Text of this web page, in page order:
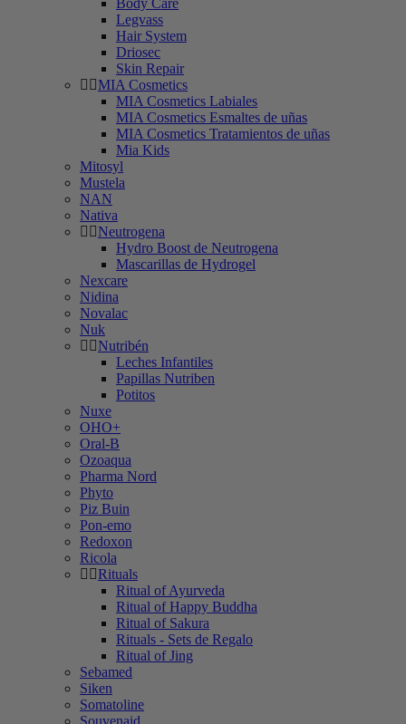
Body Care
Legvass
Hair System
Driosec
Skin Repair
MIA Cosmetics
MIA Cosmetics Labiales
MIA Cosmetics Esmaltes de uñas
MIA Cosmetics Tratamientos de uñas
Mia Kids
Mitosyl
Mustela
NAN
Nativa
Neutrogena
Hydro Boost de Neutrogena
Mascarillas de Hydrogel
Nexcare
Nidina
Novalac
Nuk
Nutribén
Leches Infantiles
Papillas Nutriben
Potitos
Nuxe
OHO+
Oral-B
Ozoaqua
Pharma Nord
Phyto
Piz Buin
Pon-emo
Redoxon
Ricola
Rituals
Ritual of Ayurveda
Ritual of Happy Buddha
Ritual of Sakura
Rituals - Sets de Regalo
Ritual of Jing
Sebamed
Siken
Somatoline